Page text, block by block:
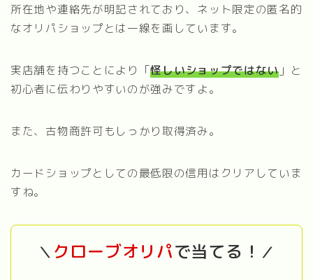
所在地や連絡先が明記されており、ネット限定の匿名的
なオリパショップとは一線を画しています。
実店舗を持つことにより「怪しいショップではない 」と
初心者に伝わりやすいのが強みですよ。
また、古物商許可もしっかり取得済み。
カードショップとしての最低限の信用はクリアしていま
すね。
＼ クローブオリパで当てる！ ／